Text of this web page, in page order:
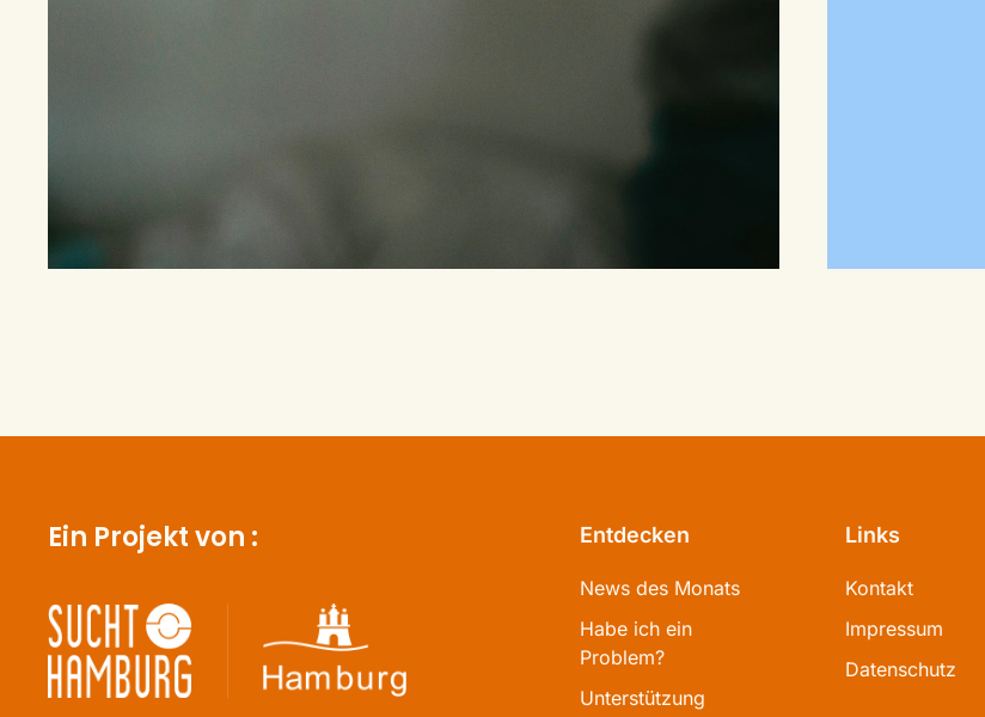
Ein Projekt von : Entdecken
News des Monats
Habe ich ein
Problem?
Unterstützung
Links
Kontakt
Impressum
Datenschutz